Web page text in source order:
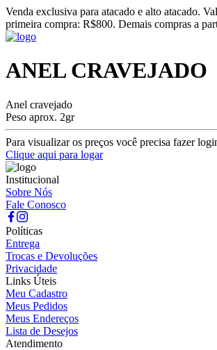
Venda exclusiva para atacado e alto atacado.
primeira compra: R$800. Demais compras a
ANEL CRAVEJADO
Anel cravejado
Peso aprox. 2gr
Para visualizar os preços você precisa fazer
Clique aqui para logar
Institucional
Sobre Nós
Fale Conosco
Políticas
Entrega
Trocas e Devoluções
Privacidade
Links Úteis
Meu Cadastro
Meus Pedidos
Meus Endereços
Lista de Desejos
Atendimento